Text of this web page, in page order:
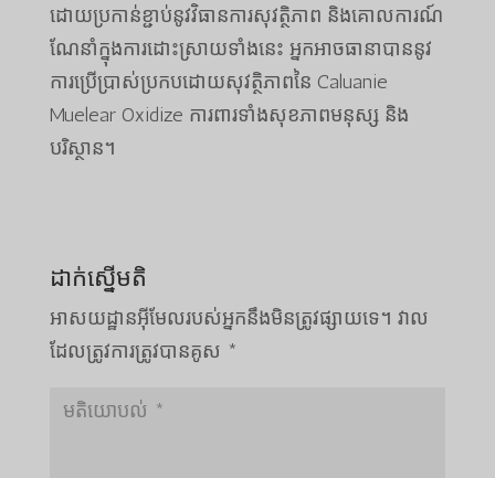
ដោយប្រកាន់ខ្ជាប់នូវវិធានការសុវត្ថិភាព និងគោលការណ៍
ណែនាំក្នុងការដោះស្រាយទាំងនេះ អ្នកអាចធានាបាននូវ
ការប្រើប្រាស់ប្រកបដោយសុវត្ថិភាពនៃ Caluanie
Muelear Oxidize ការពារទាំងសុខភាពមនុស្ស និង
បរិស្ថាន។
ដាក់ស្នើមតិ
អាសយដ្ឋាន​អ៊ីមែល​របស់​អ្នក​នឹង​មិន​ត្រូវ​ផ្សាយ​ទេ។ វាល​
ដែល​ត្រូវ​ការ​ត្រូវ​បាន​គូស *